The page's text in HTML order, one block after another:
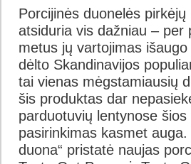
Porcijinės duonelės pirkėjų
atsiduria vis dažniau – per
metus jų vartojimas
dėlto Skandinavijos
tai vienas mėgstamiausių
šis produktas dar
parduotuvių lentynose
pasirinkimas kasmet auga.
duona“ pristatė naujas